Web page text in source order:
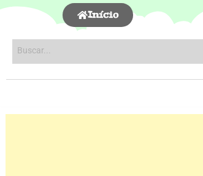
Início